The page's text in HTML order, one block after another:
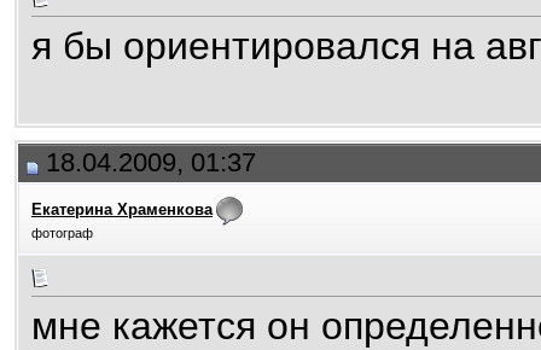
я бы ориентировался на
18.04.2009, 01:37
Екатерина Храменкова
фотограф
мне кажется он